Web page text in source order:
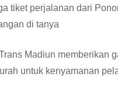
tiket perjalanan dari
di tanya
Madiun memberikan
untuk kenyamanan